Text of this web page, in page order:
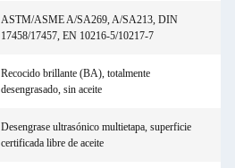
ASTM/ASME A/SA269, A/SA213, DIN
17458/17457, EN 10216-5/10217-7
Recocido brillante (BA), totalmente
desengrasado, sin aceite
Desengrase ultrasónico multietapa, superficie
certificada libre de aceite